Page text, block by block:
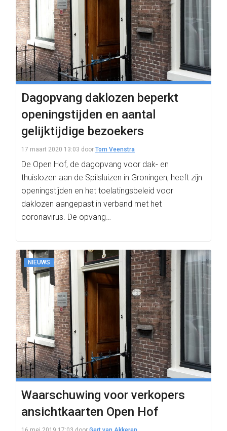
Dagopvang daklozen beperkt
openingstijden en aantal
gelijktijdige bezoekers
17 maart 2020 13:03 door Tom Veenstra
De Open Hof, de dagopvang voor dak- en
thuislozen aan de Spilsluizen in Groningen, heeft zijn
openingstijden en het toelatingsbeleid voor
daklozen aangepast in verband met het
coronavirus. De opvang…
NIEUWS
Waarschuwing voor verkopers
ansichtkaarten Open Hof